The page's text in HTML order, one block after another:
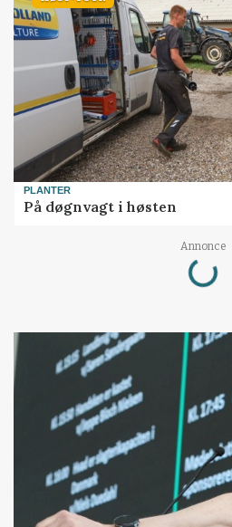
PLANTER
På døgnvagt i høsten
Annonce
Loading...